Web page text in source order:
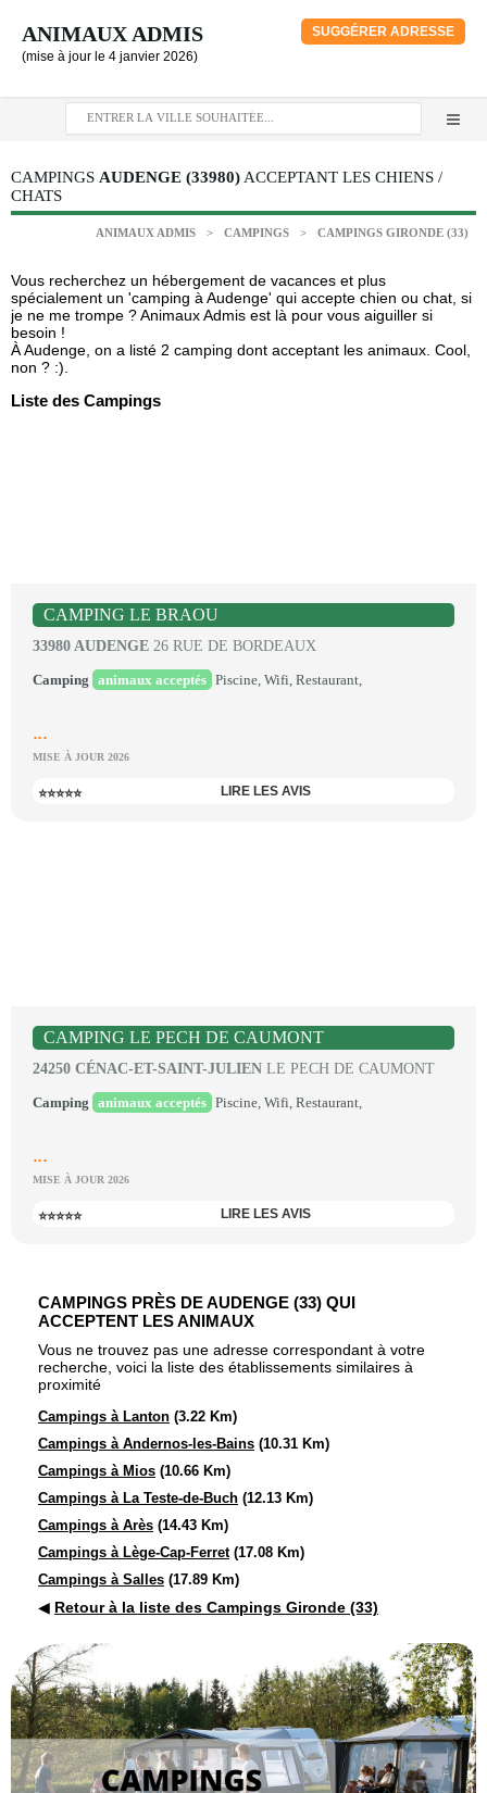
ANIMAUX ADMIS
(mise à jour le 4 janvier 2026)
SUGGÉRER ADRESSE
CAMPINGS AUDENGE (33980) ACCEPTANT LES CHIENS /
CHATS
ANIMAUX ADMIS > CAMPINGS > CAMPINGS GIRONDE (33)
Vous recherchez un hébergement de vacances et plus
spécialement un 'camping à Audenge' qui accepte chien ou chat, si
je ne me trompe ? Animaux Admis est là pour vous aiguiller si
besoin !
À Audenge, on a listé 2 camping dont acceptant les animaux. Cool,
non ? :).
Liste des Campings
CAMPING LE BRAOU
33980 AUDENGE 26 RUE DE BORDEAUX
Camping animaux acceptés Piscine, Wifi, Restaurant,
...
MISE À JOUR 2026
⭐⭐⭐⭐⭐ LIRE LES AVIS
CAMPING LE PECH DE CAUMONT
24250 CÉNAC-ET-SAINT-JULIEN LE PECH DE CAUMONT
Camping animaux acceptés Piscine, Wifi, Restaurant,
...
MISE À JOUR 2026
⭐⭐⭐⭐⭐ LIRE LES AVIS
CAMPINGS PRÈS DE AUDENGE (33) QUI
ACCEPTENT LES ANIMAUX
Vous ne trouvez pas une adresse correspondant à votre
recherche, voici la liste des établissements similaires à
proximité
Campings à Lanton (3.22 Km)
Campings à Andernos-les-Bains (10.31 Km)
Campings à Mios (10.66 Km)
Campings à La Teste-de-Buch (12.13 Km)
Campings à Arès (14.43 Km)
Campings à Lège-Cap-Ferret(17.08 Km)
Campings à Salles (17.89 Km)
◀ Retour à la liste des Campings Gironde (33)